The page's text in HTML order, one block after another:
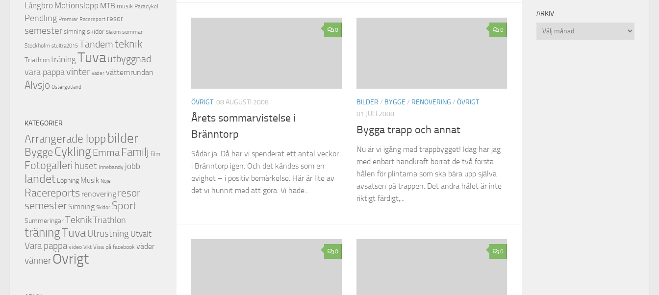
0
ÖVRIGT 08 AUGUSTI 2008
Årets sommarvistelse i
Bränntorp
Sådär ja. Då har vi spenderat ett antal veckor
i Bränntorp igen. Och det kändes som en
evighet – i positiv bemärkelse. Här är lite av
det vi hunnit med att göra. Vi hade...
0
BILDER / BYGGE / RENOVERING / ÖVRIGT
01 JULI 2008
Bygga trapp och annat
Nu är vi igång med trappbygget! Idag har jag
med enbart handkraft borrat de två första
hålen för plintarna som ska bära upp själva
avsatsen på trappen. Det andra hålet är inte
riktigt färdigt,...
0 0
Långbro Motionslopp MTB musik Paracykel
Pendling Premiär Racereport resor
semester simning skidor Slalom sommar
Stockholm stultra2015 Tandemteknik
TriathlonträningTuvautbyggnad
vara pappavinter väder vätternrundan
Älvsjö Östergötland
KATEGORIER
Arrangerade lopp bilder
ByggeCyklingEmma Familj film
Fotogalleri huset Innebandy jobb
landet Löpning Musik Nöje
Racereports renovering resor
semester Simning Skidor Sport
SummeringarTeknikTriathlon
träningTuvaUtrustning Utvalt
Vara pappa video Vikt Visa på facebook väder
vännerÖvrigt
ARKIV
Arkiv